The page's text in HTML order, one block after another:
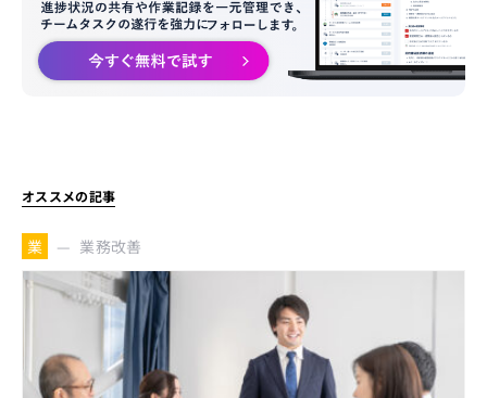
オススメの記事
業 業務改善